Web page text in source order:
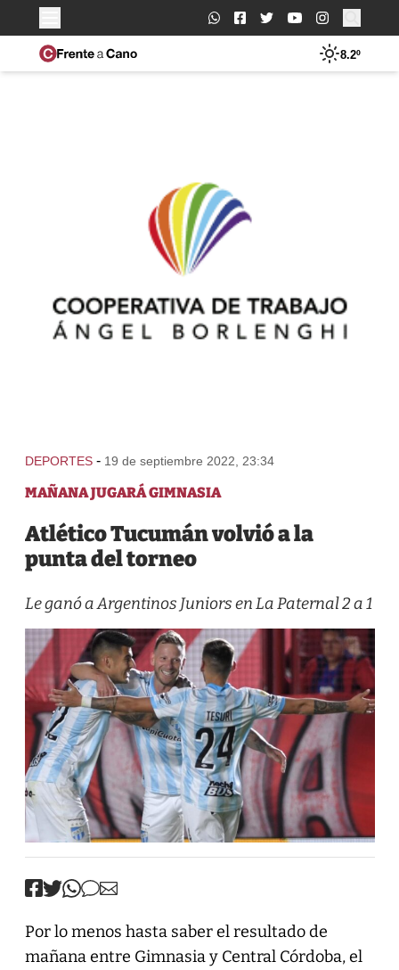
Buscar:
8.2º
DEPORTES - 19 de septiembre 2022, 23:34
MAÑANA JUGARÁ GIMNASIA
Atlético Tucumán volvió a la
punta del torneo
Le ganó a Argentinos Juniors en La Paternal 2 a 1
Por lo menos hasta saber el resultado de
mañana entre Gimnasia y Central Córdoba, el